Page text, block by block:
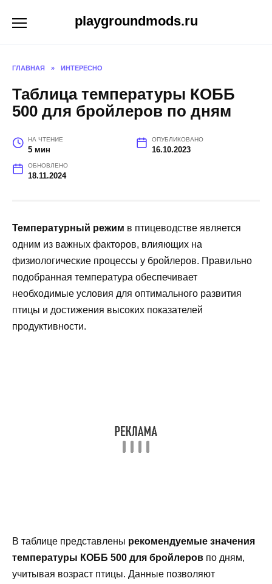
playgroundmods.ru
ГЛАВНАЯ » ИНТЕРЕСНО
Таблица температуры КОББ
500 для бройлеров по дням
НА ЧТЕНИЕ
5 мин
ОПУБЛИКОВАНО
16.10.2023
ОБНОВЛЕНО
18.11.2024
Температурный режим в птицеводстве является
одним из важных факторов, влияющих на
физиологические процессы у бройлеров. Правильно
подобранная температура обеспечивает
необходимые условия для оптимального развития
птицы и достижения высоких показателей
продуктивности.
В таблице представлены рекомендуемые значения
температуры КОББ 500 для бройлеров по дням,
учитывая возраст птицы. Данные позволяют